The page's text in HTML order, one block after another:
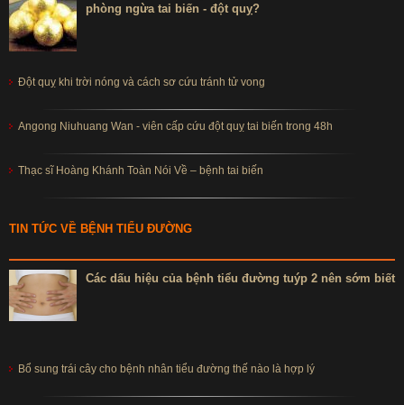
phòng ngừa tai biến - đột quỵ?
Đột quỵ khi trời nóng và cách sơ cứu tránh tử vong
Angong Niuhuang Wan - viên cấp cứu đột quỵ tai biến trong 48h
Thạc sĩ Hoàng Khánh Toàn Nói Về – bệnh tai biến
TIN TỨC VỀ BỆNH TIỂU ĐƯỜNG
Các dấu hiệu của bệnh tiểu đường tuýp 2 nên sớm biết
Bổ sung trái cây cho bệnh nhân tiểu đường thế nào là hợp lý